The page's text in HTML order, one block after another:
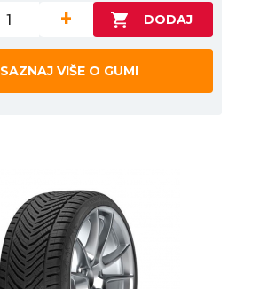
+
SAZNAJ VIŠE O GUMI